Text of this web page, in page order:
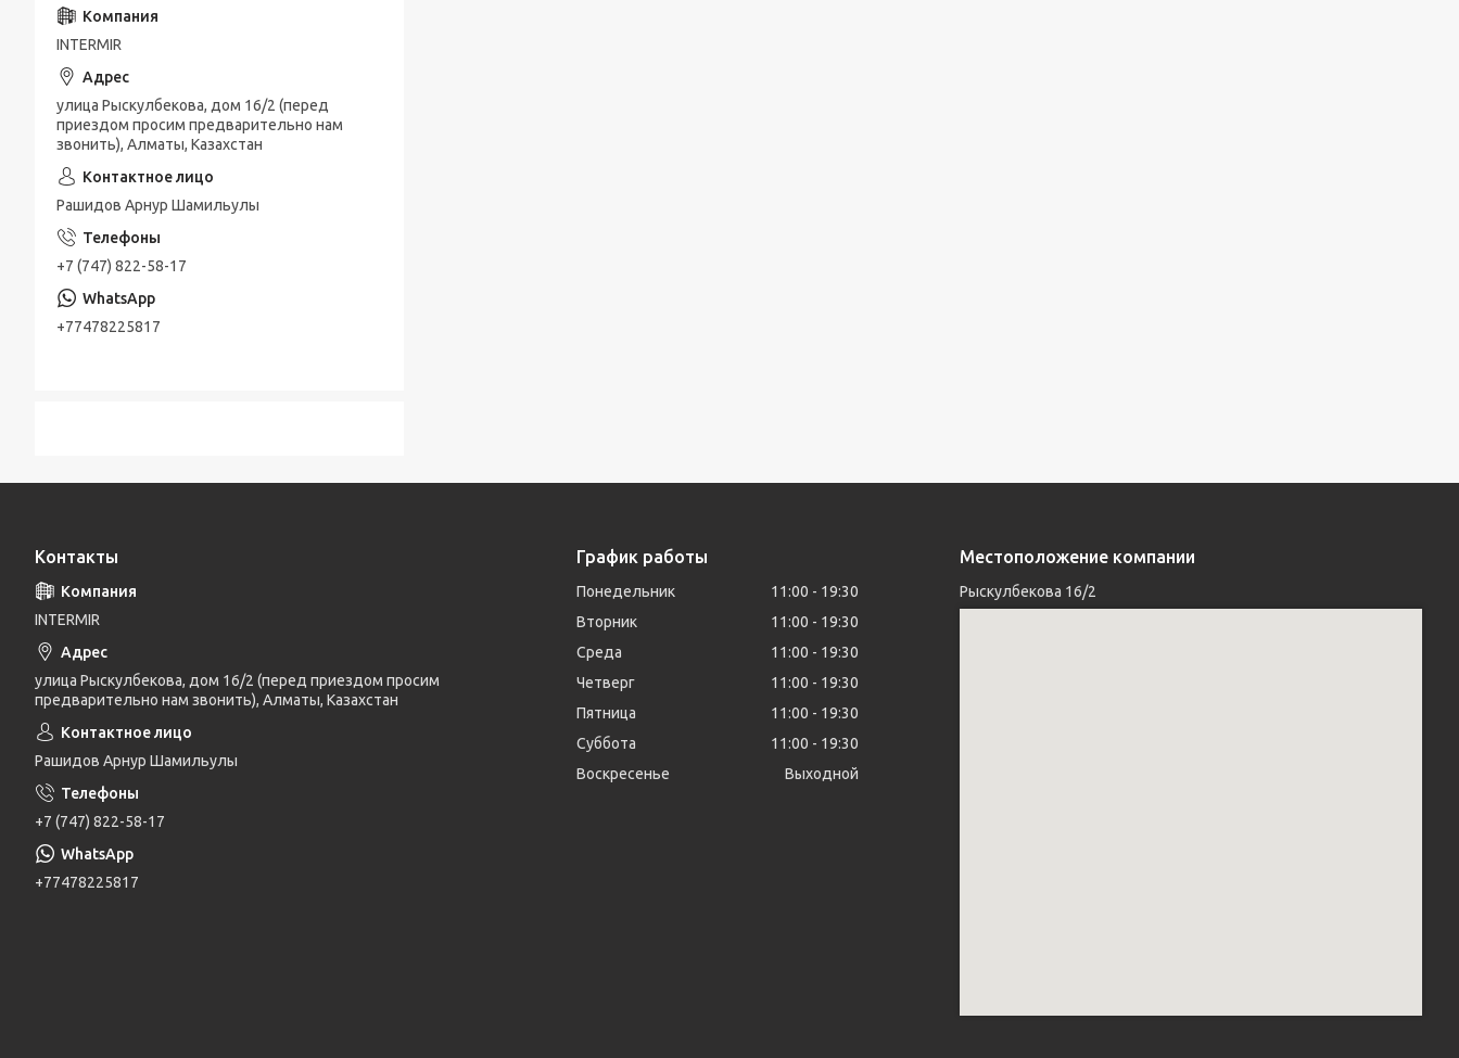
INTERMIR
улица Рыскулбекова, дом 16/2 (перед
приездом просим предварительно нам
звонить), Алматы, Казахстан
Рашидов Арнур Шамильулы
+7 (747) 822-58-17
+77478225817
Контакты
INTERMIR
улица Рыскулбекова, дом 16/2 (перед приездом просим
предварительно нам звонить), Алматы, Казахстан
Рашидов Арнур Шамильулы
+7 (747) 822-58-17
+77478225817
График работы
Понедельник 11:00
19:30
Вторник
11:00
19:30
Среда
11:00
19:30
Четверг
11:00
19:30
Пятница
11:00
19:30
Суббота
11:00
19:30
Воскресенье
Выходной
Местоположение компании
Рыскулбекова 16/2